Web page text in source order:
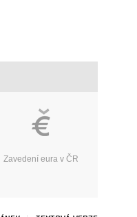
Zavedení eura v ČR